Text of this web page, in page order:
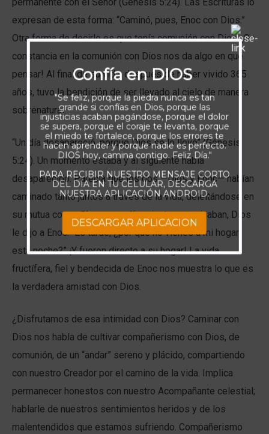
expresan de esta forma: “Caminó, pues, Enoc con Dios.”
Otra forma de decirlo es que tenía comunión con Dios. ¡Su
constancia en la comunión con Dios nos da algo en qué
pensar! Al final de su vida, después de haber vivido 365
años, tuvo la bendición de ser llevado al cielo de manera
sobrenatural.
“Un día desapareció, porque Dios se lo llevó” (Génesis
5:24). Un momento estaba y al siguiente había
desaparecido. Parecía que los dos —Dios y Enoc— habían
caminado tanto juntos a través de la vida, deleitándose en
su mutua compañía, que un día, mientras caminaban, Dios
le dijo a Enoc: “Es tarde, ¿por qué no vienes a mi hogar
esta noche?” ¡Y fueron directo a su hogar! La vida
fructífera, fiel y bendecida de Enoc nos muestra lo que es
la verdadera amistad con Dios.
¿Disfrutamos de esa intimidad con Dios? Caminar con
Dios nos habla de cultivar compañerismo con Dios, de
comunión, de un “andar” sereno y plácido, compartiendo
con nuestro Creador por el camino de la vida. Implica
permanecer honestos con nuestro Acompañante celestial;
hablarle de nuestros sentimientos heridos y de los
malentendidos que estamos sufriendo. Compañerismo
Confía en DIOS
"Se feliz, porque la piedra nunca es tan
grande si confías en Dios, porque las
injusticias acaban pagándose, porque el dolor
se supera, porque el coraje te levanta, porque
el miedo te fortalece, porque los errores te
hacen aprender y porque nadie es perfecto.
DIOS hoy, camina contigo. Feliz Día."
PARA RECIBIR NUESTRO MENSAJE CORTO
DEL DÍA EN TU CELULAR, DESCARGA
NUESTRA APLICACIÓN ANDROID.
DESCARGAR APLICACION